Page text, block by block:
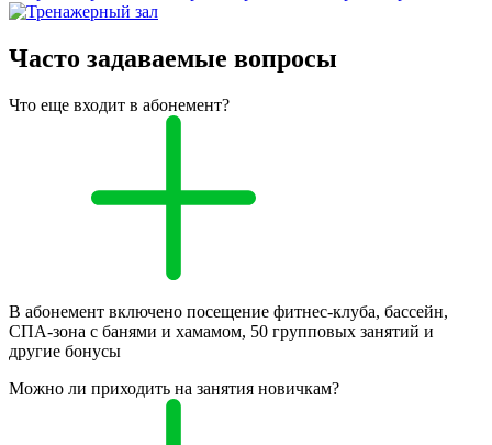
Часто задаваемые вопросы
Что еще входит в абонемент?
В абонемент включено посещение фитнес-клуба, бассейн,
СПА-зона с банями и хамамом, 50 групповых занятий и
другие бонусы
Можно ли приходить на занятия новичкам?